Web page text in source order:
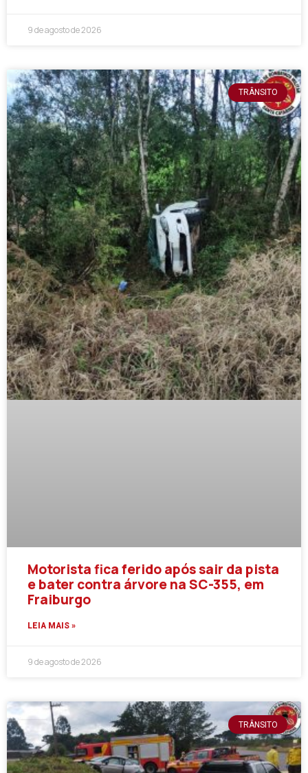
9 de agosto de 2026
TRÂNSITO
Motorista fica ferido após sair da pista
e bater contra árvore na SC-355, em
Fraiburgo
LEIA MAIS »
9 de agosto de 2026
TRÂNSITO